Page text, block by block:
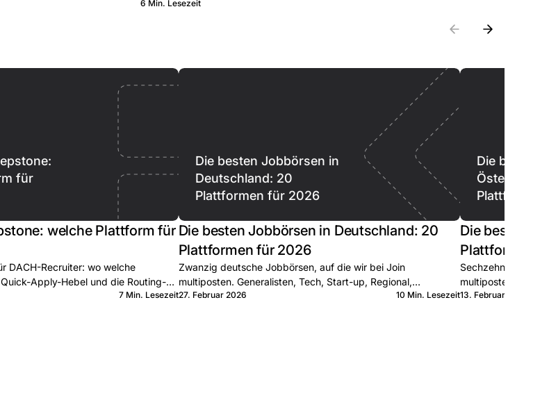
verteidigen.
6 Min. Lesezeit
für
welche Plattform für
DACH-Recruiter: wo welche
Apply-Hebel und die Routing-
7 Min. Lesezeit
Die besten Jobbörsen in
Deutschland: 20
Plattformen für 2026
Die besten Jobbörsen in Deutschland: 20
Plattformen für 2026
Zwanzig deutsche Jobbörsen, auf die wir bei Join
multiposten. Generalisten, Tech, Start-up, Regional,
Executive. Was jede kann und wann Sie sie kombinieren.
27. Februar 2026 10 Min. Lesezeit
Die besten
Österreich:
Die besten
Plattformen
Sechzehn
multiposten.
jede kann und
13. Februar 2026